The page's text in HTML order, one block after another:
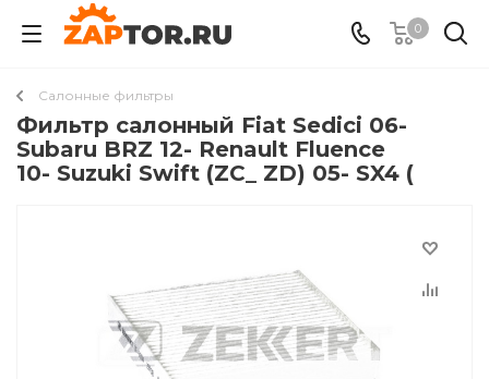
0
Салонные фильтры
Фильтр салонный Fiat Sedici 06-
Subaru BRZ 12- Renault Fluence
10- Suzuki Swift (ZC_ ZD) 05- SX4 (